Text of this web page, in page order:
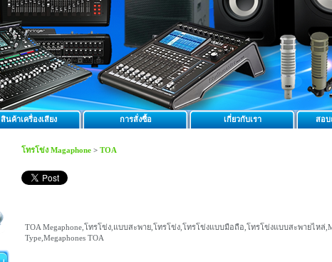
สินค้าเครื่องเสียง การสั่งซื้อ เกี่ยวกับเรา สอบ
โทรโข่ง Magaphone > TOA
TOA Megaphone,โทรโข่ง,แบบสะพาย,โทรโข่ง,โทรโข่งแบบมือถือ,โทรโข่งแบบสะพายไหล่
Type,Megaphones TOA